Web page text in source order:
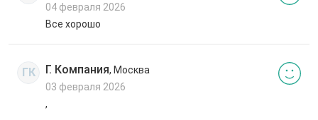
04 февраля 2026
Все хорошо
ГК Г. Компания, Москва
03 февраля 2026
,